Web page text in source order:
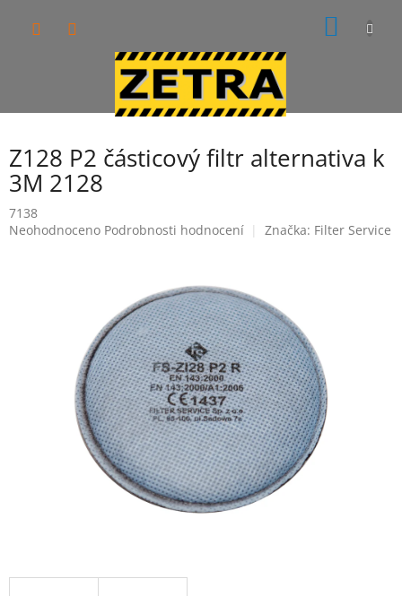
Z128 P2 částicový filtr alternativa k
3M 2128
7138
Průměrné
Neohodnoceno Podrobnosti hodnocení Značka: Filter Service